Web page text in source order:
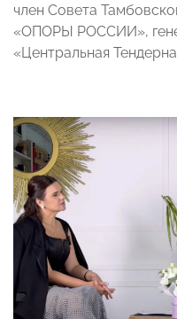
член Совета
«ОПОРЫ РОССИИ»,
«Центральная